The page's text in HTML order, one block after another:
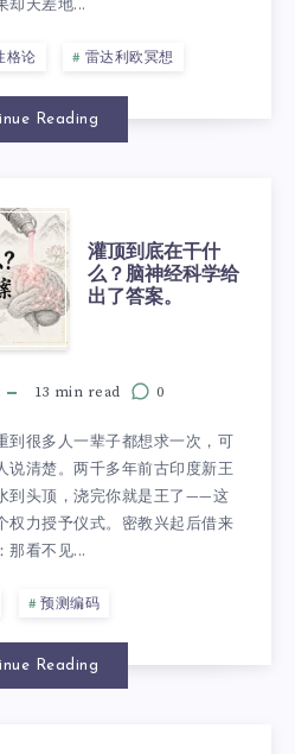
却天差地...
格论 雷达利欧冥想
Reading
灌顶到底在干什
么？脑神经科学给
出了答案。
13 min read 0
到很多人一辈子都想求一次，可
说清楚。两千多年前古印度新王
到头顶，浇完你就是王了——这
权力授予仪式。密教兴起后借来
那看不见...
预测编码
Reading